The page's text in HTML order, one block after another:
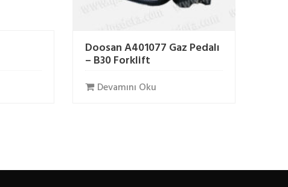
Doosan A401077 Gaz Pedalı
– B30 Forklift
Devamını Oku